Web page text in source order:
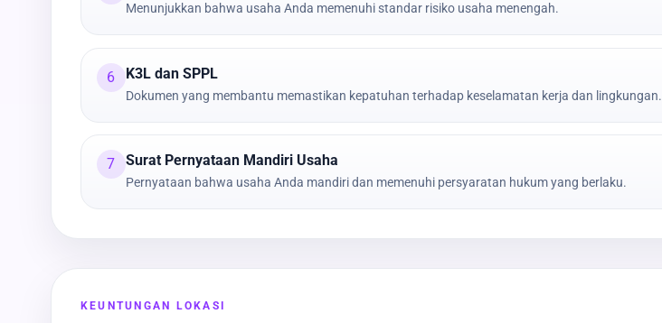
Menunjukkan bahwa usaha Anda memenuhi standar risiko usaha menengah.
6 K3L dan SPPL
Dokumen yang membantu memastikan kepatuhan terhadap keselamatan kerja dan lingkungan.
7 Surat Pernyataan Mandiri Usaha
Pernyataan bahwa usaha Anda mandiri dan memenuhi persyaratan hukum yang berlaku.
KEUNTUNGAN LOKASI